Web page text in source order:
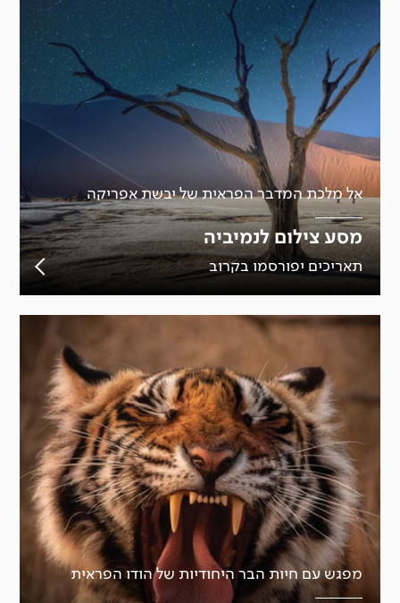
אל מלכת המדבר הפראית של יבשת אפריקה
מסע צילום לנמיביה
תאריכים יפורסמו בקרוב
מפגש עם חיות הבר היחודיות של הודו הפראית